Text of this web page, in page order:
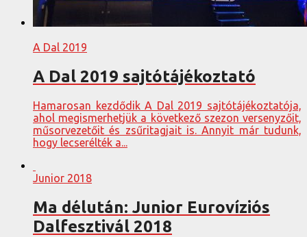
A Dal 2019
A Dal 2019 sajtótájékoztató
Hamarosan kezdődik A Dal 2019 sajtótájékoztatója,
ahol megismerhetjük a következő szezon versenyzőit,
műsorvezetőit és zsűritagjait is. Annyit már tudunk,
hogy lecserélték a...
Junior 2018
Ma délután: Junior Eurovíziós
Dalfesztivál 2018